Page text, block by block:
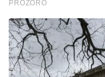
PROZORO